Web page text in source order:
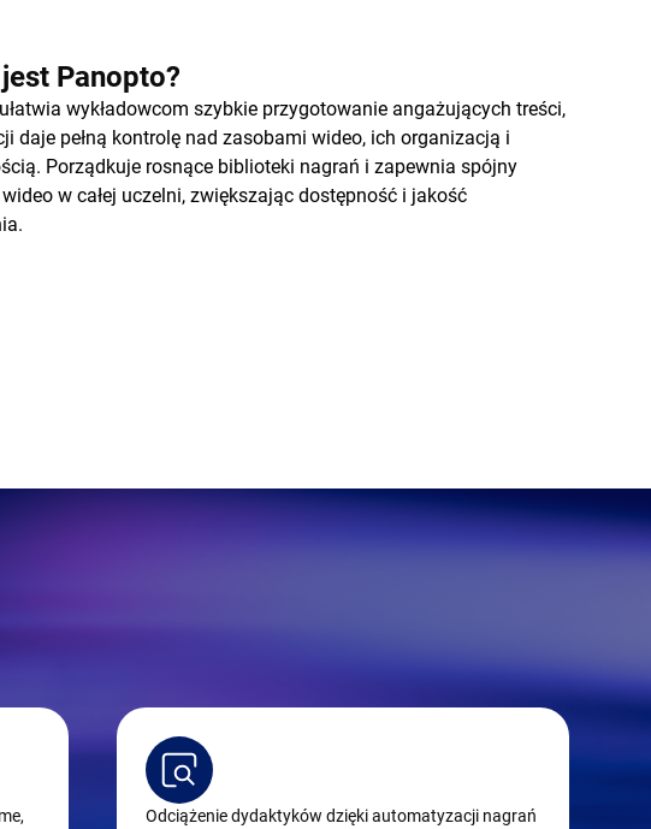
Panopto?
ułatwia wykładowcom szybkie przygotowanie angażujących treści,
daje pełną kontrolę nad zasobami wideo, ich organizacją i
Porządkuje rosnące biblioteki nagrań i zapewnia spójny
w całej uczelni, zwiększając dostępność i jakość
Odciążenie dydaktyków dzięki automatyzacji nagrań